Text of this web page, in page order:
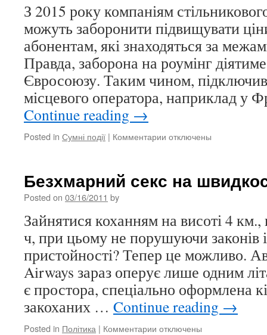
покрутіше
будь-
якого
сатирика
З 2015 року компаніям
можуть заборонити підвищувати
абонентам, які знаходяться за
Правда, заборона на роумінг
Євросоюзу. Таким чином,
місцевого оператора, наприклад у
Continue reading →
Posted in Сумні події | Комментарии к
нульового
отключены
Безхмарний секс на
Posted on 03/16/2011 by
Зайнятися коханням на висоті 4
ч, при цьому не порушуючи законів
пристойності? Тепер це можливо.
Airways зараз оперує лише одним
є простора, спеціально оформлена
закоханих … Continue reading →
Posted in Політика | Комментарии котключены